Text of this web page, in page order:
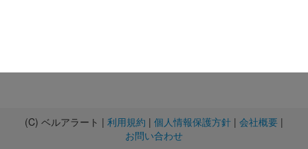
(C) ベルアラート | 利用規約 | 個人情報保護方針 | 会社概要 |
お問い合わせ